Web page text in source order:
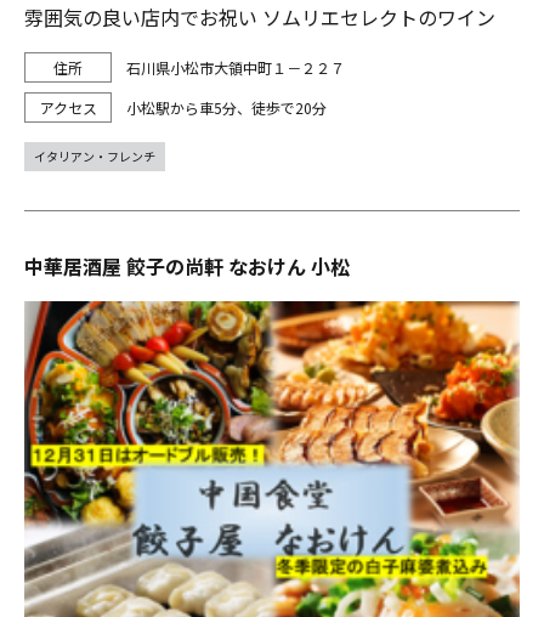
雰囲気の良い店内でお祝い ソムリエセレクトのワイン
石川県小松市大領中町１－２２７
小松駅から車5分、徒歩で20分
イタリアン・フレンチ
中華居酒屋 餃子の尚軒 なおけん 小松